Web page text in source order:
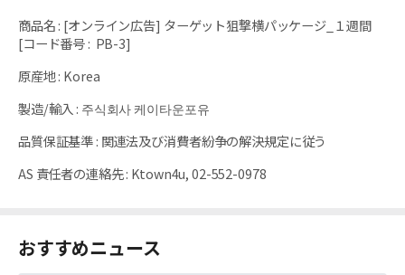
商品名: [オンライン広告] ターゲット狙撃横パッケージ_１週間
[コード番号 : PB-3]
原産地: Korea
製造/輸入: 주식회사 케이타운포유
品質保証基準: 関連法及び消費者紛争の解決規定に従う
AS 責任者の連絡先: Ktown4u, 02-552-0978
おすすめニュース